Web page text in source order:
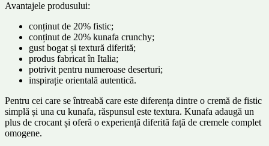
Avantajele produsului:
conținut de 20% fistic;
conținut de 20% kunafa crunchy;
gust bogat și textură diferită;
produs fabricat în Italia;
potrivit pentru numeroase deserturi;
inspirație orientală autentică.
Pentru cei care se întreabă care este diferența dintre o cremă de fistic
simplă și una cu kunafa, răspunsul este textura. Kunafa adaugă un
plus de crocant și oferă o experiență diferită față de cremele complet
omogene.